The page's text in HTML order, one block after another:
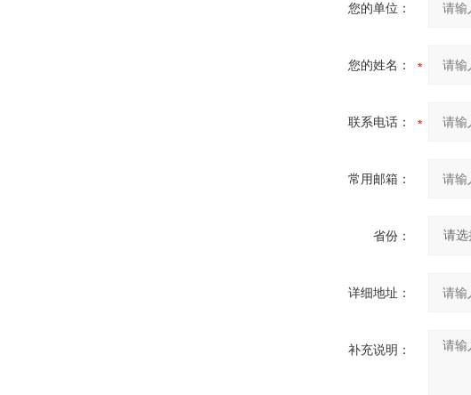
您的单位：
您的姓名：
联系电话：
常用邮箱：
省份：
详细地址：
补充说明：